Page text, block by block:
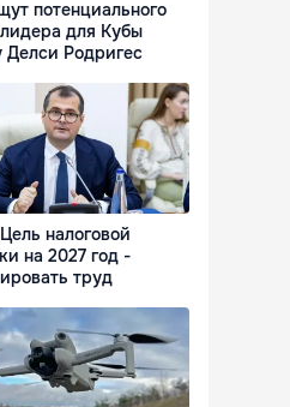
потенциального
для Кубы
Делси Родригес
налоговой
на 2027 год -
труд